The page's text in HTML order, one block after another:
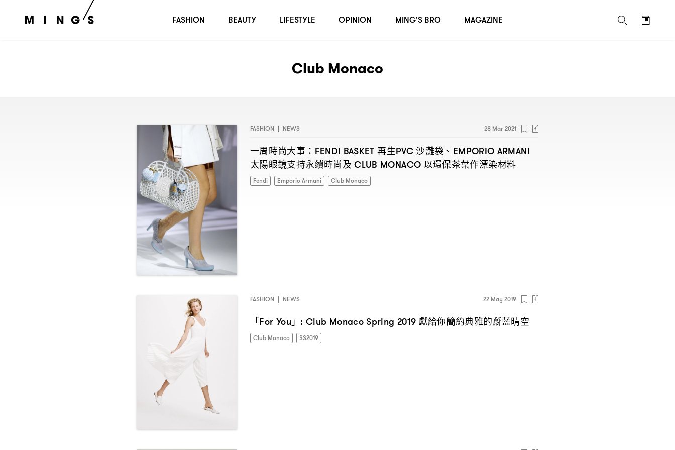
Club Monaco
FASHION | NEWS 28 Mar 2021
一周時尚大事 ：FENDI BASKET再生PVC 沙灘袋、 EMPORIO ARMANI
太陽眼鏡支持永續時尚及 CLUB MONACO 以環保茶葉作漂染材料
Fendi Emporio Armani Club Monaco
FASHION | NEWS 22 May 2019
「For You 」 : Club Monaco Spring 2019 獻給你簡約典雅的蔚藍晴空
Club Monaco SS2019
FASHION BEAUTY LIFESTYLE OPINION MING'S BRO MAGAZINE